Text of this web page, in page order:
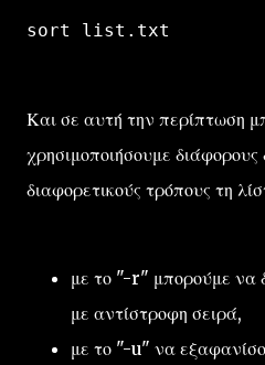
sort list.txt
Και σε αυτή την περίπτωση
χρησιμοποιήσουμε διάφορους
διαφορετικούς τρόπους τη
με το "-r" μπορούμε να
με αντίστροφη σειρά,
με το "-u" να